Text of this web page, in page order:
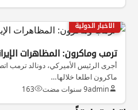
الاخبار الدولية
ترمب وماكرون: المظاهرات
أجرى الرئيس الأميركي، دونالد ترمب
ماكرون اطلعا خلالها…
admin9 سنوات مضت 163